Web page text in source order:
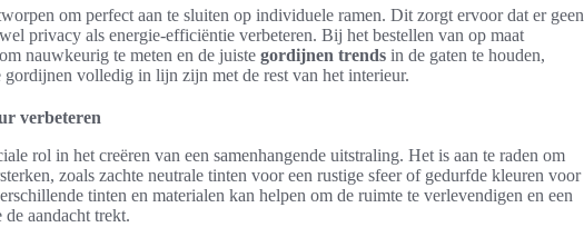
om perfect aan te sluiten op individuele ramen. Dit zorgt ervoor dat er geen
privacy als energie-efficiëntie verbeteren. Bij het bestellen van op maat
nauwkeurig te meten en de juiste gordijnen trends in de gaten te houden,
volledig in lijn zijn met de rest van het interieur.
verbeteren
rol in het creëren van een samenhangende uitstraling. Het is aan te raden om
zoals zachte neutrale tinten voor een rustige sfeer of gedurfde kleuren voor
tinten en materialen kan helpen om de ruimte te verlevendigen en een
aandacht trekt.